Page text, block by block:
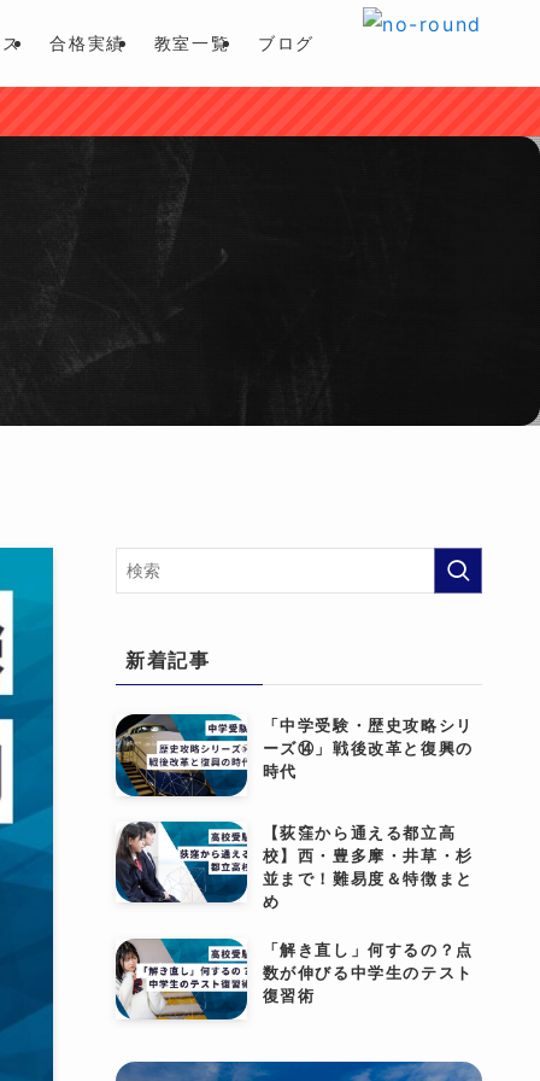
合格実績 教室一覧 ブログ
新着記事
「中学受験・歴史攻略シリ
ーズ⑭」戦後改革と復興の
時代
【荻窪から通える都立高
校】西・豊多摩・井草・杉
並まで！難易度＆特徴まと
め
「解き直し」何するの？点
数が伸びる中学生のテスト
復習術